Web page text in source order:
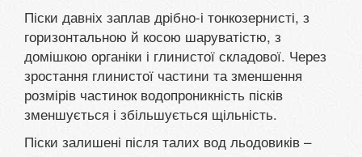
Піски давніх заплав дрібно-і тонкозернисті, з
горизонтальною й косою шаруватістю, з
домішкою органіки і глинистої складової. Через
зростання глинистої частини та зменшення
розмірів частинок водопроникність пісків
зменшується і збільшується щільність.
Піски залишені після талих вод льодовиків –